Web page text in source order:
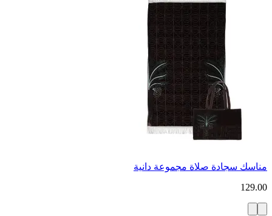
مناسك سجادة صلاة مجموعة دانية
129.00